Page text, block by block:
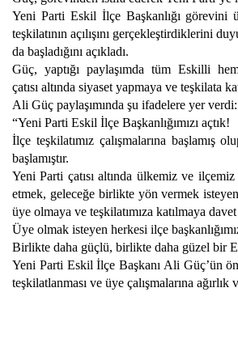
Yeni Parti Eskil İlçe Başkanlığı görevini
teşkilatının açılışını gerçekleştirdiklerini
da başladığını açıkladı.
Güç, yaptığı paylaşımda tüm Eskilli
çatısı altında siyaset yapmaya ve teşkilata
Ali Güç paylaşımında şu ifadelere yer verdi:
“Yeni Parti Eskil İlçe Başkanlığımızı açtık!
İlçe teşkilatımız çalışmalarına başlamış
başlamıştır.
Yeni Parti çatısı altında ülkemiz ve
etmek, geleceğe birlikte yön vermek
üye olmaya ve teşkilatımıza katılmaya
Üye olmak isteyen herkesi ilçe
Birlikte daha güçlü, birlikte daha güzel bir
Yeni Parti Eskil İlçe Başkanı Ali Güç’ün
teşkilatlanması ve üye çalışmalarına